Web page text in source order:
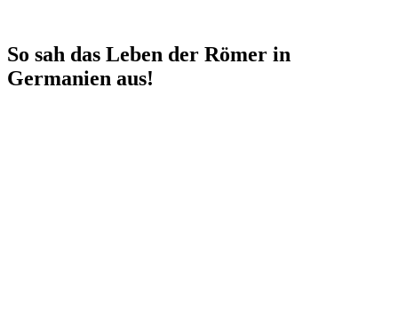
So sah das Leben der Römer in
Germanien aus!